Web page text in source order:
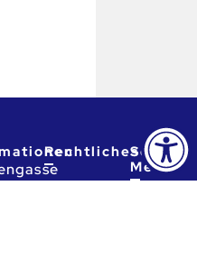
RechtlichesSocial
Media